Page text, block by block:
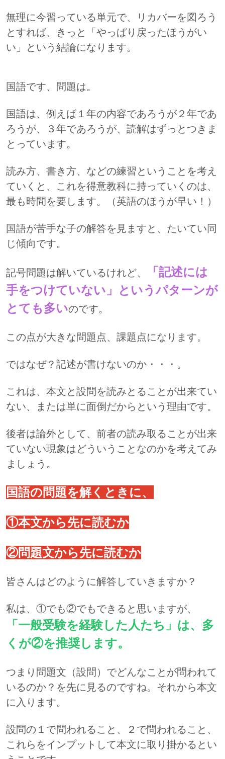
無理に今習っている単元で、リカバーを図ろう
とすれば、きっと「やっぱり戻ったほうがい
い」という結論になります。
国語です、問題は。
国語は、例えば１年の内容であろうが２年であ
ろうが、３年であろうが、読解はずっとつきま
とっています。
読み方、書き方、などの練習ということを考え
ていくと、これを得意教科に持っていくのは、
最も時間を要します。（英語のほうが早い！）
国語が苦手な子の解答を見ますと、たいてい同
じ傾向です。
記号問題は解いているけれど、
「記述には
手をつけていない」というパターンが
とても多いのです。
この点が大きな問題点、課題点になります。
ではなぜ？記述が書けないのか・・・。
これは、本文と設問を読みとることが出来てい
ない、または単に面倒だからという理由です。
後者は論外として、前者の読み取ることが出来
ていない現象はどういうことなのかを考えてみ
ましょう。
国語の問題を解くときに、
①本文から先に読むか
②問題文から先に読むか
皆さんはどのように解答していきますか？
私は、①でも②でもできると思いますが、
「一般受験を経験した人たち」は、多
くが②を推奨します。
つまり問題文（設問）でどんなことが問われて
いるのか？を先に見るのですね。それから本文
に入ります。
設問の１で問われること、２で問われること、
これらをインプットして本文に取り掛かるとい